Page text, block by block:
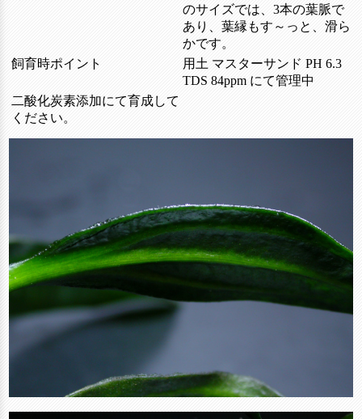
のサイズでは、3本の葉脈で
あり、葉縁もす～っと、滑ら
かです。
飼育時ポイント
用土 マスターサンド PH 6.3
TDS 84ppm にて管理中
二酸化炭素添加にて育成して
ください。